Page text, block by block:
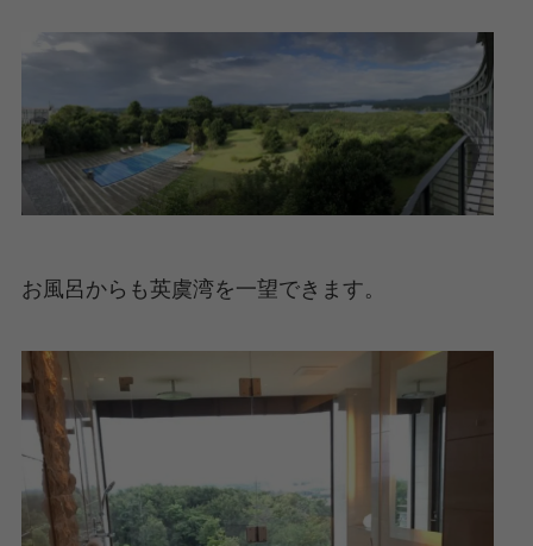
お風呂からも英虞湾を一望できます。